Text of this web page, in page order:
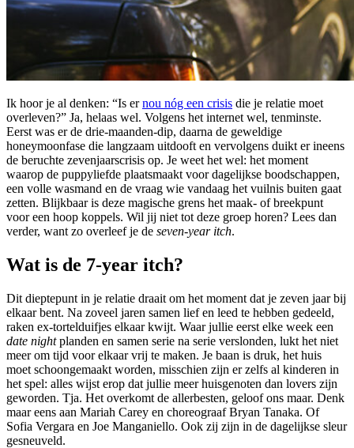
Ik hoor je al denken: “Is ernou nóg een crisis die je relatie moet
overleven?” Ja, helaas wel. Volgens het internet wel, tenminste.
Eerst was er de drie-maanden-dip, daarna de geweldige
honeymoonfase die langzaam uitdooft en vervolgens duikt er ineens
de beruchte zevenjaarscrisis op. Je weet het wel: het moment
waarop de puppyliefde plaatsmaakt voor dagelijkse boodschappen,
een volle wasmand en de vraag wie vandaag het vuilnis buiten gaat
zetten. Blijkbaar is deze magische grens het maak- of breekpunt
voor een hoop koppels. Wil jij niet tot deze groep horen? Lees dan
verder, want zo overleef je de seven-year itch.
Wat is de 7-year itch?
Dit dieptepunt in je relatie draait om het moment dat je zeven jaar bij
elkaar bent. Na zoveel jaren samen lief en leed te hebben gedeeld,
raken ex-tortelduifjes elkaar kwijt. Waar jullie eerst elke week een
date nightplanden en samen serie na serie verslonden, lukt het niet
meer om tijd voor elkaar vrij te maken. Je baan is druk, het huis
moet schoongemaakt worden, misschien zijn er zelfs al kinderen in
het spel: alles wijst erop dat jullie meer huisgenoten dan lovers zijn
geworden. Tja. Het overkomt de allerbesten, geloof ons maar. Denk
maar eens aan Mariah Carey en choreograaf Bryan Tanaka. Of
Sofia Vergara en Joe Manganiello. Ook zij zijn in de dagelijkse sleur
gesneuveld.